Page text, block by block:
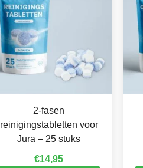
2-fasen
reinigingstabletten voor
Jura – 25 stuks
€14,95